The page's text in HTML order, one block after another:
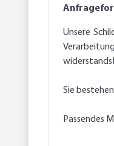
Unsere
Sie
Passendes